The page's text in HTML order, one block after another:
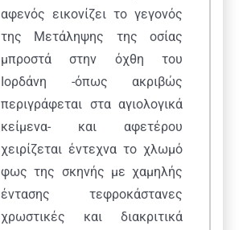
αφενός εικονίζει το γεγονός
της Μετάληψης της οσίας
μπροστά στην όχθη του
Ιορδάνη -όπως ακριβώς
περιγράφεται στα αγιολογικά
κείμενα- και αφετέρου
χειρίζεται έντεχνα το χλωμό
φως της σκηνής με χαμηλής
έντασης τεφροκάστανες
χρωστικές και διακριτικά